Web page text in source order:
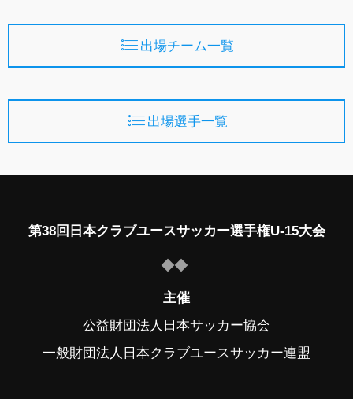
出場チーム一覧
出場選手一覧
第38回日本クラブユースサッカー選手権U-15大会
主催
公益財団法人日本サッカー協会
一般財団法人日本クラブユースサッカー連盟